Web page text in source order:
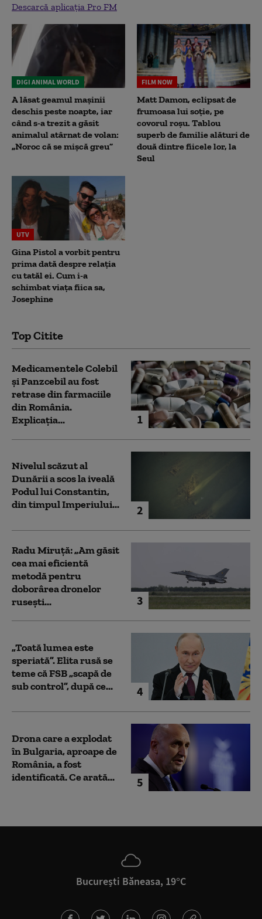
Descarcă aplicația Pro FM
DIGI ANIMAL WORLD
A lăsat geamul mașinii
deschis peste noapte, iar
când s-a trezit a găsit
animalul atârnat de volan:
„Noroc că se mișcă greu”
FILM NOW
Matt Damon, eclipsat de
frumoasa lui soție, pe
covorul roșu. Tablou
superb de familie alături de
două dintre fiicele lor, la
Seul
UTV
Gina Pistol a vorbit pentru
prima dată despre relația
cu tatăl ei. Cum i-a
schimbat viața fiica sa,
Josephine
Top Citite
1
Medicamentele Colebil
și Panzcebil au fost
retrase din farmaciile
din România.
Explicația...
2
Nivelul scăzut al
Dunării a scos la iveală
Podul lui Constantin,
din timpul Imperiului...
3
Radu Miruță: „Am găsit
cea mai eficientă
metodă pentru
doborârea dronelor
rusești...
4
„Toată lumea este
speriată”. Elita rusă se
teme că FSB „scapă de
sub control”, după ce...
5
Drona care a explodat
în Bulgaria, aproape de
România, a fost
identificată. Ce arată...
București Băneasa, 19°C